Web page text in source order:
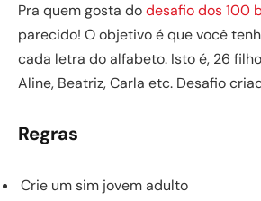
Pra quem gosta dodesafio dos 100
parecido! O objetivo é que você
cada letra do alfabeto. Isto é, 26
Aline, Beatriz, Carla etc. Desafio
Regras
Crie um sim jovem adulto